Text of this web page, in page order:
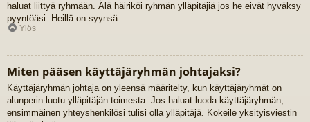
haluat liittyä ryhmään. Älä häiriköi ryhmän ylläpitäjiä jos he eivät hyväksy
pyyntöäsi. Heillä on syynsä.
Ylös
Miten pääsen käyttäjäryhmän johtajaksi?
Käyttäjäryhmän johtaja on yleensä määritelty, kun käyttäjäryhmät on
alunperin luotu ylläpitäjän toimesta. Jos haluat luoda käyttäjäryhmän,
ensimmäinen yhteyshenkilösi tulisi olla ylläpitäjä. Kokeile yksityisviestin